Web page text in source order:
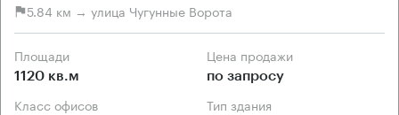
5.84 км → улица Чугунные Ворота
Площади
1120 кв.м
Цена продажи
по запросу
Класс офисов Тип здания